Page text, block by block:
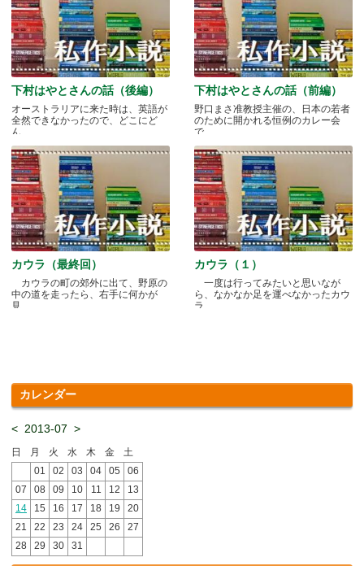
下村はやとさんの話（後編）
オーストラリアに来た時は、英語が
全然できなかったので、どこにど
ん.....
下村はやとさんの話（前編）
野口まさ准教授主催の、日本の若者
のために開かれる恒例のカレー会
で.....
カウラ（最終回）
カウラの町の郊外に出て、野原の
中の道を走ったら、右手に何かが
見.....
カウラ（１）
一度は行ってみたいと思いなが
ら、なかなか足を運べなかったカウ
ラ.....
カレンダー
< 2013-07 >
日 月 火 水 木 金
土
01
02 03 04 05
06
07
08 09 10 11 12
13
14
15 16 17 18 19
20
21
22 23 24 25 26
27
28
29 30 31